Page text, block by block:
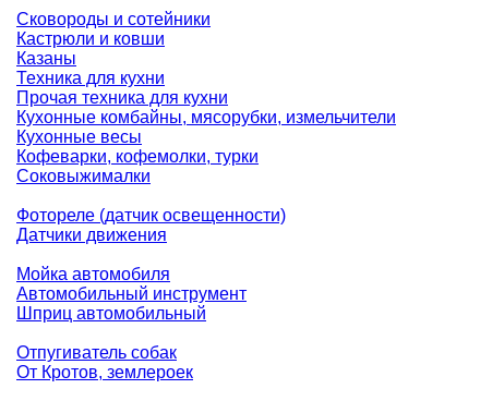
Сковороды и сотейники
Кастрюли и ковши
Казаны
Техника для кухни
Прочая техника для кухни
Кухонные комбайны, мясорубки, измельчители
Кухонные весы
Кофеварки, кофемолки, турки
Соковыжималки
Фотореле (датчик освещенности)
Датчики движения
Мойка автомобиля
Автомобильный инструмент
Шприц автомобильный
Отпугиватель собак
От Кротов, землероек